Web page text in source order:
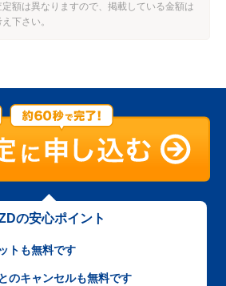
額は異なりますので、掲載している金額は
下さい。
の安心ポイント
トも無料です
のキャンセルも無料です